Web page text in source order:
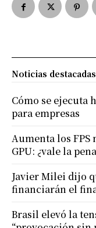
Noticias destacadas
Cómo se ejecuta
para empresas
Aumenta los
GPU: ¿vale la
Javier Milei dijo
financiarán el
Brasil elevó la